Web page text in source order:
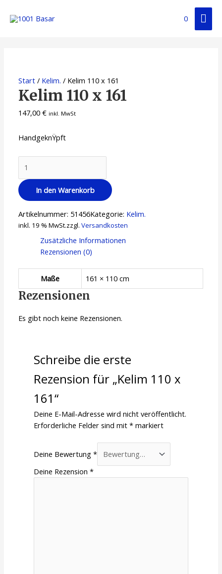
0
Start / Kelim. / Kelim 110 x 161
Kelim 110 x 161
147,00€ inkl. MwSt
HandgeknŸpft
In den Warenkorb
Artikelnummer: 51456Kategorie: Kelim.
inkl. 19 % MwSt.zzgl.Versandkosten
Zusätzliche Informationen
Rezensionen (0)
Maße 161 × 110 cm
Rezensionen
Es gibt noch keine Rezensionen.
Schreibe die erste
Rezension für „Kelim 110 x
161“
Deine E-Mail-Adresse wird nicht veröffentlicht.
Erforderliche Felder sind mit* markiert
Deine Bewertung*
Deine Rezension*